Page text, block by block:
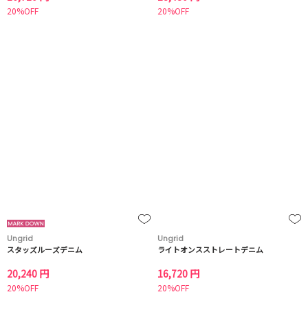
20%OFF 20%OFF
Ungrid
スタッズルーズデニム
20,240 円
20%OFF
Ungrid
ライトオンスストレートデニム
16,720 円
20%OFF